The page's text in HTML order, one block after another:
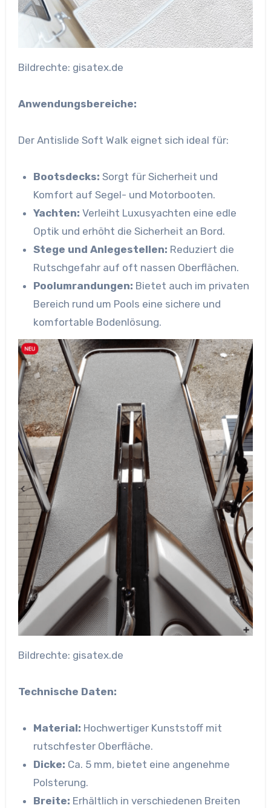
Bildrechte: gisatex.de
Anwendungsbereiche:
Der Antislide Soft Walk eignet sich ideal für:
Bootsdecks: Sorgt für Sicherheit und
Komfort auf Segel- und Motorbooten.
Yachten: Verleiht Luxusyachten eine edle
Optik und erhöht die Sicherheit an Bord.
Stege und Anlegestellen: Reduziert die
Rutschgefahr auf oft nassen Oberflächen.
Poolumrandungen: Bietet auch im privaten
Bereich rund um Pools eine sichere und
komfortable Bodenlösung.
Bildrechte: gisatex.de
Technische Daten:
Material: Hochwertiger Kunststoff mit
rutschfester Oberfläche.
Dicke: Ca. 5 mm, bietet eine angenehme
Polsterung.
Breite: Erhältlich in verschiedenen Breiten